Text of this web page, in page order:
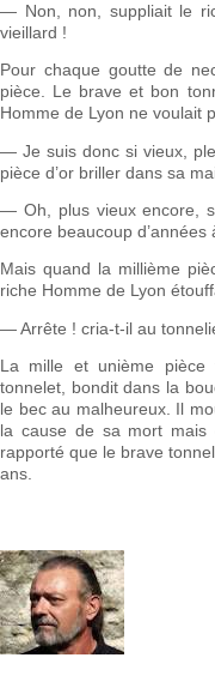
— Non, non, suppliait le
vieillard !
Pour chaque goutte de
pièce. Le brave et bon
Homme de Lyon ne voulait
— Je suis donc si vieux,
pièce d’or briller dans sa
— Oh, plus vieux encore,
encore beaucoup d’années
Mais quand la millième
riche Homme de Lyon
— Arrête ! cria-t-il au
La mille et unième
tonnelet, bondit dans la
le bec au malheureux. Il
la cause de sa mort mais
rapporté que le brave
ans.